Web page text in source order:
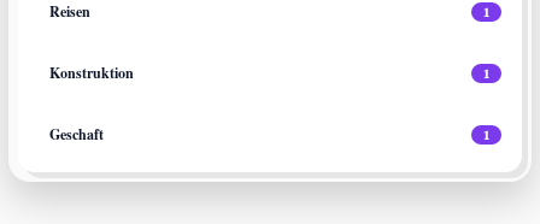
Reisen 1
Konstruktion 1
Geschaft 1